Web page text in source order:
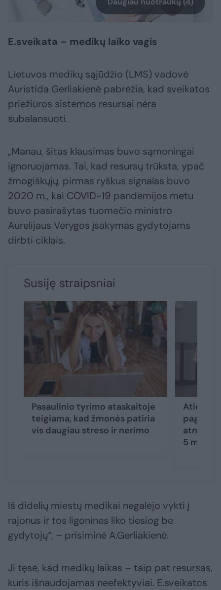
E.sveikata – medikų laiko vagis
Lietuvos medikų sąjūdžio (LMS) vadovė
Auristida Gerliakienė pabrėžia, kad sveikatos
priežiūros sistemos resursai nėra
subalansuoti.
„Manau, šitas klausimas buvo sąmoningai
ignoruojamas. Tai, kad resursų trūksta, ypač
žmogiškųjų, pirmas ryškus signalas buvo
2020 m., kai COVID-19 pandemijos metu
buvo pasirašytas tuomečio ministro
Aurelijaus Verygos įsakymas gydytojams
dirbti ciklais.
Susiję straipsniai
Pasaulinio tyrimo ataskaitoje
teigiama, kad žmonės patiria
vis daugiau streso ir nerimo
5 mln.
Iš didelių miestų medikai negalėjo vykti į
rajonus ir tos ligonines liko tiesiog be
gydytojų“, – prisiminė A.Gerliakienė.
Ji tęsė, kad medikų laikas – taip pat resursas,
kuris išnaudojamas neefektyviai. E.sveikatos